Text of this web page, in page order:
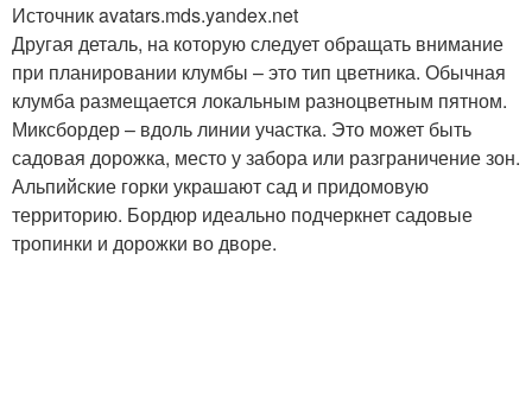
Источник avatars.mds.yandex.net
Другая деталь, на которую следует обращать внимание
при планировании клумбы – это тип цветника. Обычная
клумба размещается локальным разноцветным пятном.
Миксбордер – вдоль линии участка. Это может быть
садовая дорожка, место у забора или разграничение зон.
Альпийские горки украшают сад и придомовую
территорию. Бордюр идеально подчеркнет садовые
тропинки и дорожки во дворе.